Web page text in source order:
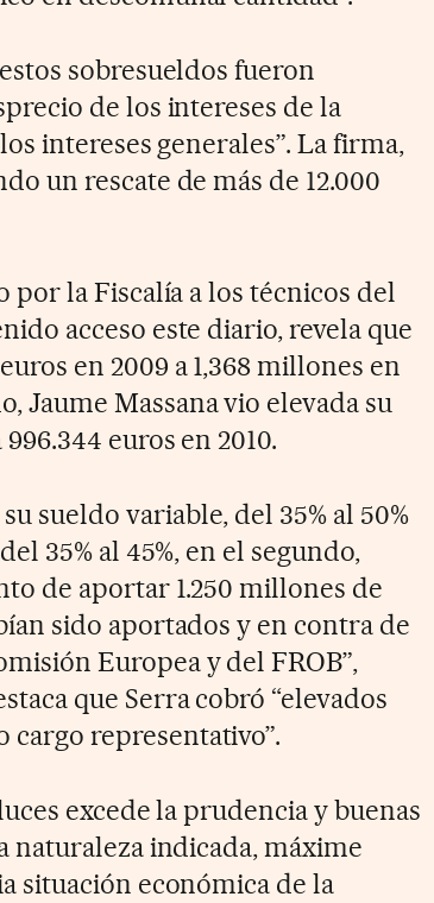
sobresueldos fueron
de los intereses de la
intereses generales”. La firma,
un rescate de más de 12.000
la Fiscalía a los técnicos del
acceso este diario, revela que
en 2009 a 1,368 millones en
Jaume Massana vio elevada su
euros en 2010.
sueldo variable, del 35% al 50%
35% al 45%, en el segundo,
de aportar 1.250 millones de
sido aportados y en contra de
Europea y del FROB”,
que Serra cobró “elevados
cargo representativo”.
excede la prudencia y buenas
naturaleza indicada, máxime
situación económica de la